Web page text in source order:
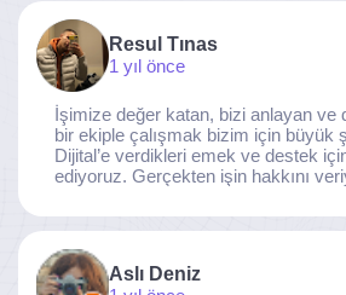
Resul Tınas
1 yıl önce
İşimize değer katan, bizi anlayan ve
bir ekiple çalışmak bizim için büyük
Dijital’e verdikleri emek ve destek
ediyoruz. Gerçekten işin hakkını
Aslı Deniz